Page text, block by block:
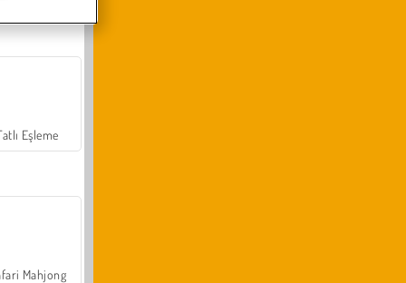
Eşleme
Mahjong